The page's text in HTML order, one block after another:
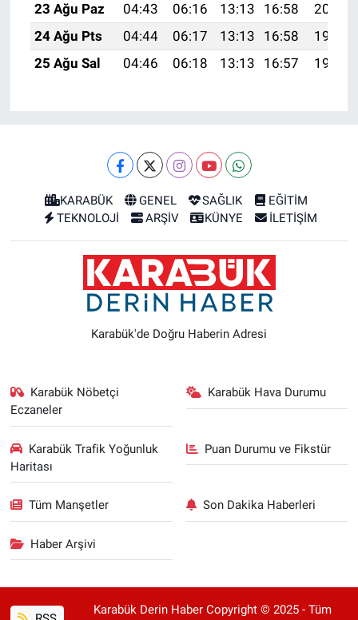
23 Ağu Paz
04:43 06:16 13:13 16:58
20:00
24 Ağu Pts
04:44 06:17 13:13 16:58
19:59
25 Ağu Sal
04:46 06:18 13:13 16:57 19:57
KARABÜK GENEL SAĞLIK
EĞİTİM
TEKNOLOJİ
ARŞİV KÜNYE İLETİŞİM
Karabük'de Doğru Haberin Adresi
Karabük Nöbetçi
Eczaneler
Karabük Hava Durumu
Karabük Trafik Yoğunluk
Haritası
Puan Durumu ve Fikstür
Tüm Manşetler Son Dakika Haberleri
Haber Arşivi
Karabük Derin Haber Copyright © 2025 - Tüm